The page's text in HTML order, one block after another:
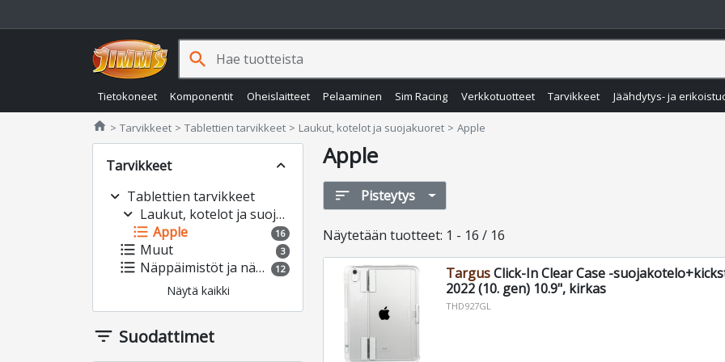
Tietokoneet Komponentit Oheislaitteet Pelaaminen Sim Racing Verkkotuotteet Tarvikkeet Jäähdytys- ja
search
home Jimms.fi
Tarvikkeet Tablettien tarvikkeet Laukut, kotelot ja suojakuoret Apple
Tarvikkeet
expand_less
expand_more Tablettien tarvikkeet
expand_more Laukut, kotelot ja suojakuoret
format_list_bulleted Apple 16
format_list_bulleted Muut 3
format_list_bulleted Näppäimistöt ja näppäimistökuoret 12
Näytä kaikki
filter_list Suodattimet
Apple
sort Pisteytys
Näytetään tuotteet: 1 - 16 / 16
TargusClick-In Clear Case -
2022 (10. gen) 10.9", kirkas
THD927GL